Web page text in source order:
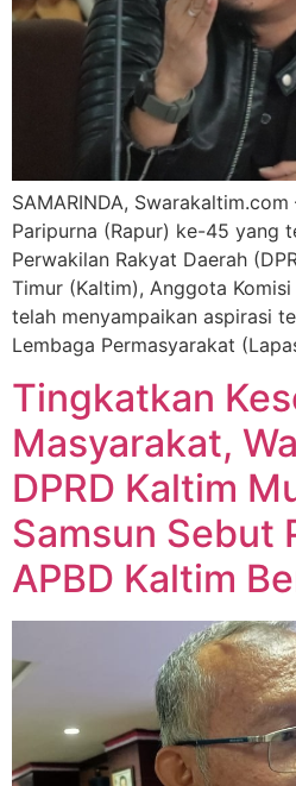
SAMARINDA,
Paripurna (Rapur) ke-45 yang
Perwakilan Rakyat Daerah
Timur (Kaltim), Anggota
telah menyampaikan aspirasi
Lembaga Permasyarakat
Tingkatkan
Masyarakat,
DPRD Kaltim
Samsun Sebut
APBD Kaltim